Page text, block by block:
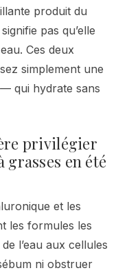
produit du
pas qu’elle
Ces deux
simplement une
qui hydrate sans
privilégier
grasses en été
et les
les formules les
l’eau aux cellules
ni obstruer